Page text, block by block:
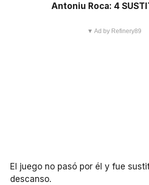
Antoniu Roca: 4
▼ Ad by Refinery89
El juego no pasó por él y fue
descanso.